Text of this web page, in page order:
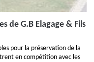
de G.B Elagage & Fils
pour la préservation de la
en compétition avec les